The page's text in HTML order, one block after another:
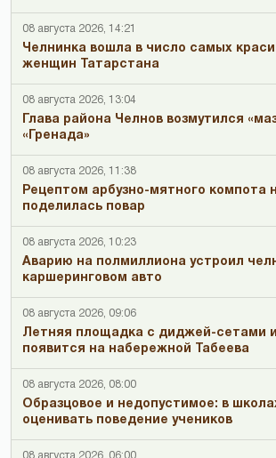
08 августа 2026, 14:21
Челнинка вошла в число самых
женщин Татарстана
08 августа 2026, 13:04
Глава района Челнов возмутился
«Гренада»
08 августа 2026, 11:38
Рецептом арбузно-мятного компота
поделилась повар
08 августа 2026, 10:23
Аварию на полмиллиона устроил
каршеринговом авто
08 августа 2026, 09:06
Летняя площадка с диджей-сетами
появится на набережной Табеева
08 августа 2026, 08:00
Образцовое и недопустимое: в
оценивать поведение учеников
08 августа 2026, 06:00